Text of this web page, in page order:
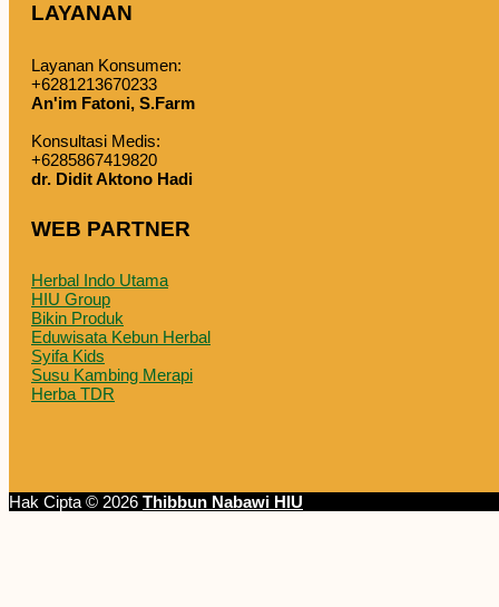
LAYANAN
Layanan Konsumen:
+6281213670233
An'im Fatoni, S.Farm
Konsultasi Medis:
+6285867419820
dr. Didit Aktono Hadi
WEB PARTNER
Herbal Indo Utama
HIU Group
Bikin Produk
Eduwisata Kebun Herbal
Syifa Kids
Susu Kambing Merapi
Herba TDR
Hak Cipta © 2026 Thibbun Nabawi HIU